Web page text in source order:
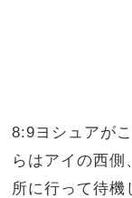
8:9ヨシュアが
らはアイの西
所に行って待機